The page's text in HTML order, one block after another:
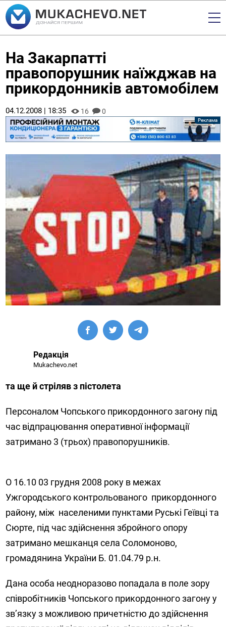
На Закарпатті
правопорушник наїжджав на
прикордонників автомобілем
04.12.2008 | 18:35 16 0
Редакція
Mukachevo.net
та ще й стріляв з пістолета
Персоналом Чопського прикордонного загону під
час відпрацювання оперативної інформації
затримано 3 (трьох) правопорушників.
О 16.10 03 грудня 2008 року в межах
Ужгородського контрольованого прикордонного
району, між населеними пунктами Руські Геївці та
Сюрте, під час здійснення збройного опору
затримано мешканця села Соломоново,
громадянина України Б. 01.04.79 р.н.
Дана особа неодноразово попадала в поле зору
співробітників Чопського прикордонного загону у
зв’язку з можливою причетністю до здійснення